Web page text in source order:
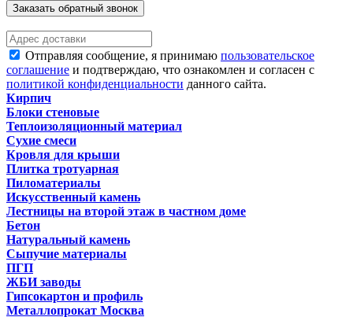
Заказать обратный звонок
Отправляя сообщение, я принимаю пользовательское
соглашение и подтверждаю, что ознакомлен и согласен с
политикой конфиденциальности данного сайта.
Кирпич
Блоки стеновые
Теплоизоляционный материал
Сухие смеси
Кровля для крыши
Плитка тротуарная
Пиломатериалы
Искусственный камень
Лестницы на второй этаж в частном доме
Бетон
Натуральный камень
Сыпучие материалы
ПГП
ЖБИ заводы
Гипсокартон и профиль
Металлопрокат Москва